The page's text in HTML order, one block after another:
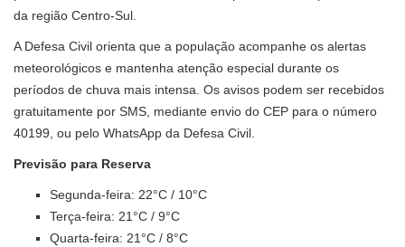
da região Centro-Sul.
A Defesa Civil orienta que a população acompanhe os alertas
meteorológicos e mantenha atenção especial durante os
períodos de chuva mais intensa. Os avisos podem ser recebidos
gratuitamente por SMS, mediante envio do CEP para o número
40199, ou pelo WhatsApp da Defesa Civil.
Previsão para Reserva
Segunda-feira: 22°C / 10°C
Terça-feira: 21°C / 9°C
Quarta-feira: 21°C / 8°C